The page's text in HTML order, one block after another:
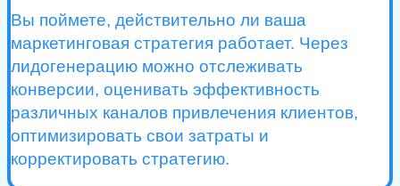
Вы поймете, действительно ли ваша
маркетинговая стратегия работает. Через
лидогенерацию можно отслеживать
конверсии, оценивать эффективность
различных каналов привлечения клиентов,
оптимизировать свои затраты и
корректировать стратегию.